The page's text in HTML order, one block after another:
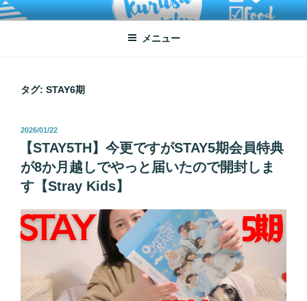
コ
ン
ン
ATSUKO KURUSU SALONE
written by Atsuko Kurusu
メニュー
タグ: STAY6期
投
日:
2026/01/22
【STAY5TH】今更ですがSTAY5期会員特典
が8か月越しでやっと届いたので開封しま
す【Stray Kids】